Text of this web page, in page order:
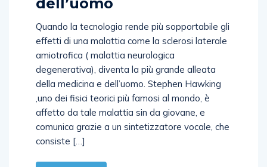
effetti di una malattia come la sclerosi laterale
amiotrofica ( malattia neurologica
degenerativa), diventa la più grande alleata
della medicina e dell’uomo. Stephen Hawking
,uno dei fisici teorici più famosi al mondo, è
affetto da tale malattia sin da giovane, e
comunica grazie a un sintetizzatore vocale, che
consiste […]
Leggi